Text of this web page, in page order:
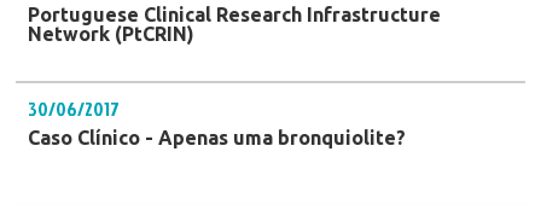
Portuguese Clinical Research Infrastructure
Network (PtCRIN)
30/06/2017
Caso Clínico - Apenas uma bronquiolite?